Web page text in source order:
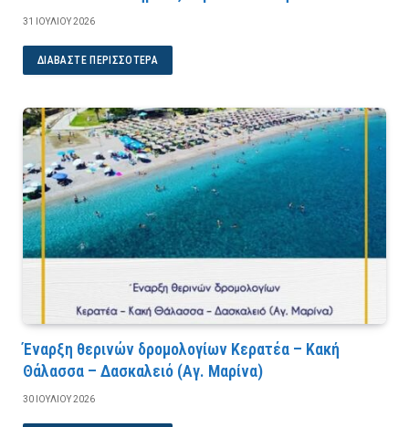
31 ΙΟΥΛΊΟΥ 2026
ΔΙΑΒΆΣΤΕ ΠΕΡΙΣΣΌΤΕΡΑ
Έναρξη θερινών δρομολογίων Κερατέα – Κακή
Θάλασσα – Δασκαλειό (Αγ. Μαρίνα)
30 ΙΟΥΛΊΟΥ 2026